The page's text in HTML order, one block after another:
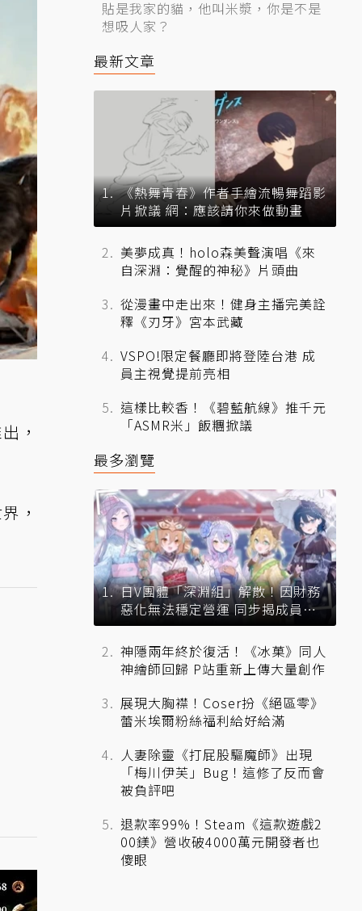
，
，
貼是我家的貓，他叫米漿，你是不是
想吸人家？
最新文章
《熱舞青春》作者手繪流暢舞蹈影
片掀議 網：應該請你來做動畫
美夢成真！holo森美聲演唱《來
自深淵：覺醒的神秘》片頭曲
從漫畫中走出來！健身主播完美詮
釋《刃牙》宮本武藏
VSPO!限定餐廳即將登陸台港 成
員主視覺提前亮相
這樣比較香！《碧藍航線》推千元
「ASMR米」飯糰掀議
最多瀏覽
日V團體「深淵組」解散！因財務
惡化無法穩定營運 同步揭成員未
來去向
神隱兩年終於復活！《冰菓》同人
神繪師回歸 P站重新上傳大量創作
展現大胸襟！Coser扮《絕區零》
蕾米埃爾粉絲福利給好給滿
人妻除靈《打屁股驅魔師》出現
「梅川伊芙」Bug！這修了反而會
被負評吧
退款率99%！Steam《這款遊戲2
00鎂》營收破4000萬元開發者也
傻眼